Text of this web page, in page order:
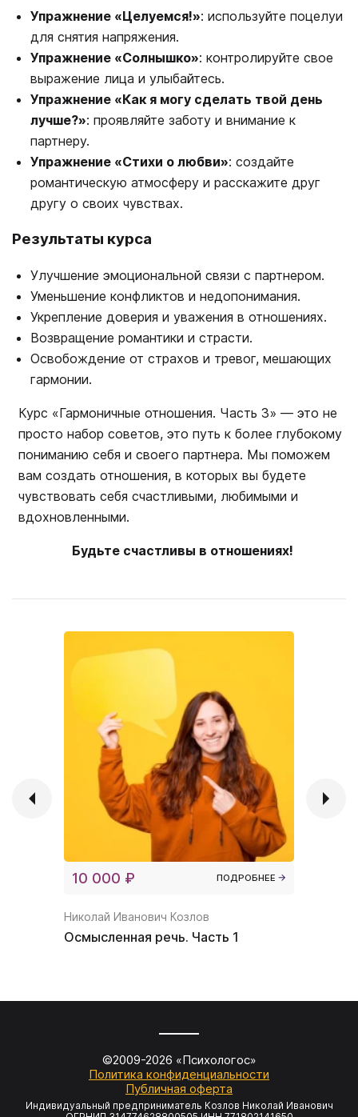
Упражнение «Целуемся!»: используйте поцелуи
для снятия напряжения.
Упражнение «Солнышко»: контролируйте свое
выражение лица и улыбайтесь.
Упражнение «Как я могу сделать твой день
лучше?»: проявляйте заботу и внимание к
партнеру.
Упражнение «Стихи о любви»: создайте
романтическую атмосферу и расскажите друг
другу о своих чувствах.
Результаты курса
Улучшение эмоциональной связи с партнером.
Уменьшение конфликтов и недопонимания.
Укрепление доверия и уважения в отношениях.
Возвращение романтики и страсти.
Освобождение от страхов и тревог, мешающих
гармонии.
Курс «Гармоничные отношения. Часть 3» — это не
просто набор советов, это путь к более глубокому
пониманию себя и своего партнера. Мы поможем
вам создать отношения, в которых вы будете
чувствовать себя счастливыми, любимыми и
вдохновленными.
Будьте счастливы в отношениях!
10 000 ₽ ПОДРОБНЕЕ
Николай Иванович Козлов
Осмысленная речь. Часть 1
©2009-2026 «Психологос»
Политика конфиденциальности
Публичная оферта
Индивидуальный предприниматель Козлов Николай Иванович